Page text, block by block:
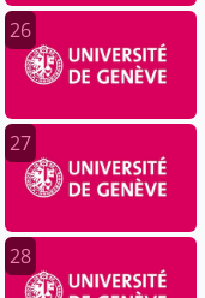
26
27
28